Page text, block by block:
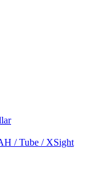
/ Tube / XSight